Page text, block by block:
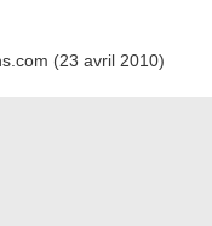
(23 avril 2010)